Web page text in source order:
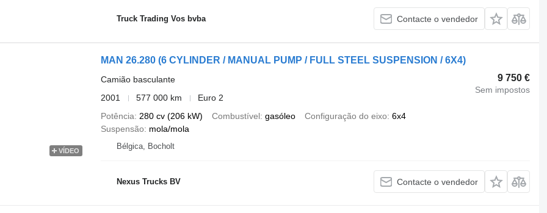
Truck Trading Vos bvba Contacte o vendedor
VÍDEO
MAN 26.280 (6 CYLINDER / MANUAL PUMP / FULL STEEL SUSPENSION / 6X4)
9 750 €
Sem impostos
Camião basculante
2001
577 000 km
Euro 2
Potência
280 cv (206 kW) Combustível gasóleo Configuração do eixo 6x4
Suspensão
mola/mola
Bélgica, Bocholt
Nexus Trucks BV Contacte o vendedor